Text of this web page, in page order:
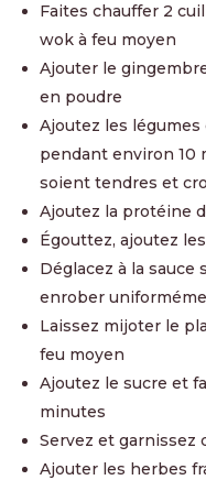
Faites chauffer 2
wok à feu moyen
Ajouter le
en poudre
Ajoutez les légumes
pendant environ 10
soient tendres et
Ajoutez la protéine
Égouttez, ajoutez
Déglacez à la
enrober
Laissez mijoter le
feu moyen
Ajoutez le sucre et
minutes
Servez et garnissez
Ajouter les herbes